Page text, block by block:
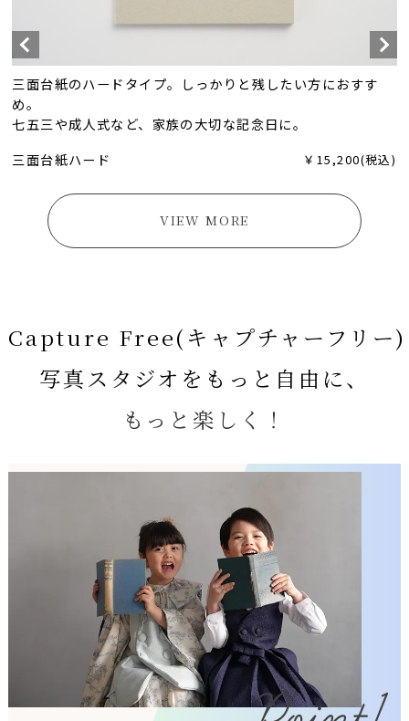
三面台紙のハードタイプ。しっかりと残したい方におすす
め。
七五三や成人式など、家族の大切な記念日に。
三面台紙ハード ￥15,200(税込)
VIEW MORE
Capture Free(キャプチャーフリー)
写真スタジオをもっと自由に、
もっと楽しく！